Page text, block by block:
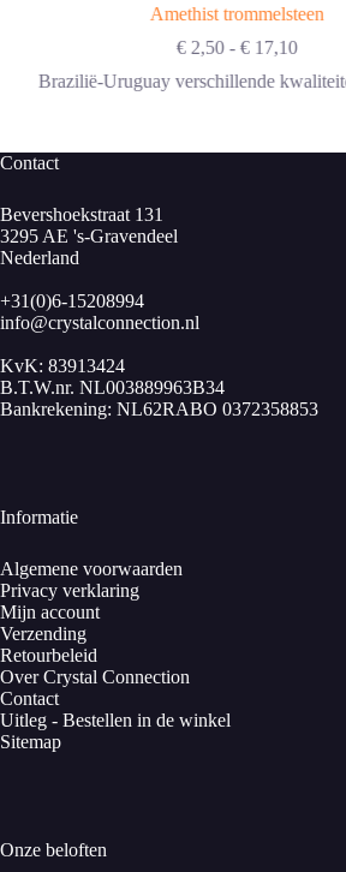
Amethist trommelsteen
€2,50 - €17,10
tot
Brazilië-Uruguay verschillende
Contact
Bevershoekstraat 131
3295 AE 's-Gravendeel
Nederland
+31(0)6-15208994
info@crystalconnection.nl
KvK: 83913424
B.T.W.nr. NL003889963B34
Bankrekening: NL62RABO 0372358853
Informatie
Algemene voorwaarden
Privacy verklaring
Mijn account
Verzending
Retourbeleid
Over Crystal Connection
Contact
Uitleg - Bestellen in de winkel
Sitemap
Onze beloften